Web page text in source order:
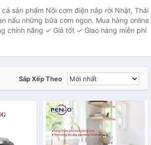
sản phẩm Nồi cơm điện nắp rời Nhật, Thái
nấu những bữa cơm ngon. Mua hàng online
chính hãng ✓ Giá tốt ✓ Giao hàng miễn phí
Sắp Xếp Theo